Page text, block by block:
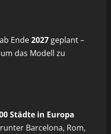
Ende2027 geplant –
das Modell zu
Städte in Europa
Barcelona, Rom,